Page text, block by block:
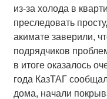
из-за холода в
преследовать
акимате заверили,
подрядчиков
в итоге оказалось
года КазТАГ
дома, начали